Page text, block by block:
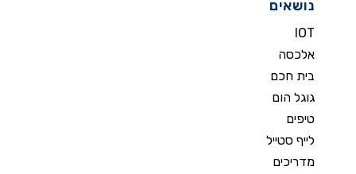
נושאים
IOT
אלכסה
בית חכם
גוגל הום
טיפים
לייף סטייל
מדריכים